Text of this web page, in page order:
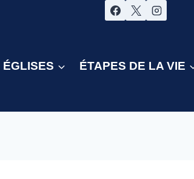
ÉGLISES ÉTAPES DE LA VIE